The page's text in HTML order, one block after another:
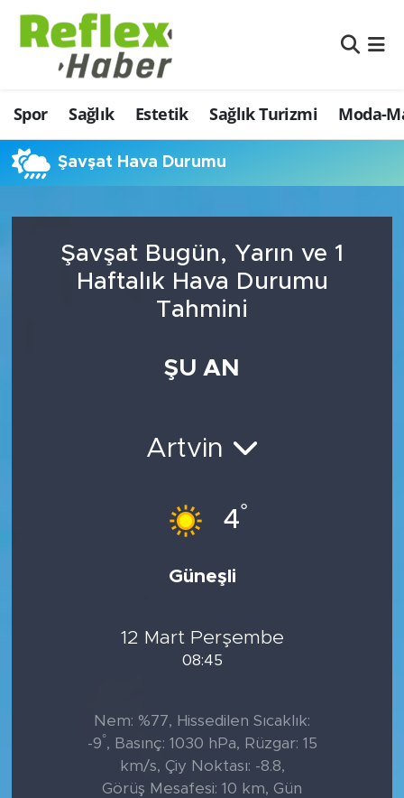
Spor Sağlık Estetik Sağlık Turizmi Moda-
Şavşat Hava Durumu
Şavşat Bugün, Yarın ve 1
Haftalık Hava Durumu
Tahmini
ŞU AN
Artvin
4°
Güneşli
12 Mart Perşembe
08:45
Nem: %77, Hissedilen Sıcaklık:
-9°, Basınç: 1030 hPa, Rüzgar: 15
km/s, Çiy Noktası: -8.8,
Görüş Mesafesi: 10 km, Gün
Eğitim
Estetik
Firmalardan
İş ve Ekonomi
Moda-Magazin-Eğlence
Nöbetçi Eczaneler
Hava Durumu
Namaz Vakitleri
Şampiyonlar Ligi Puan Durumu ve Fikstür
Tüm Manşetler